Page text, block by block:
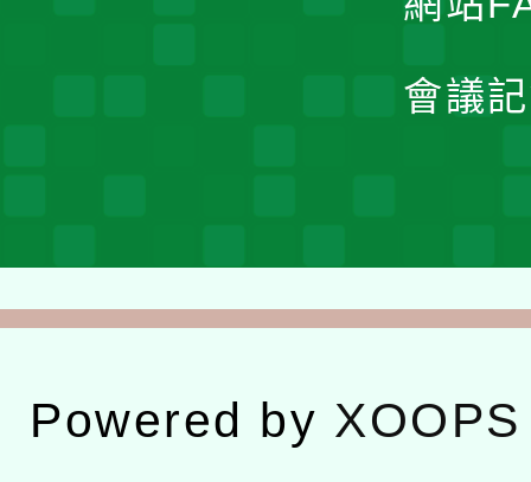
會議
Powered by XOOPS